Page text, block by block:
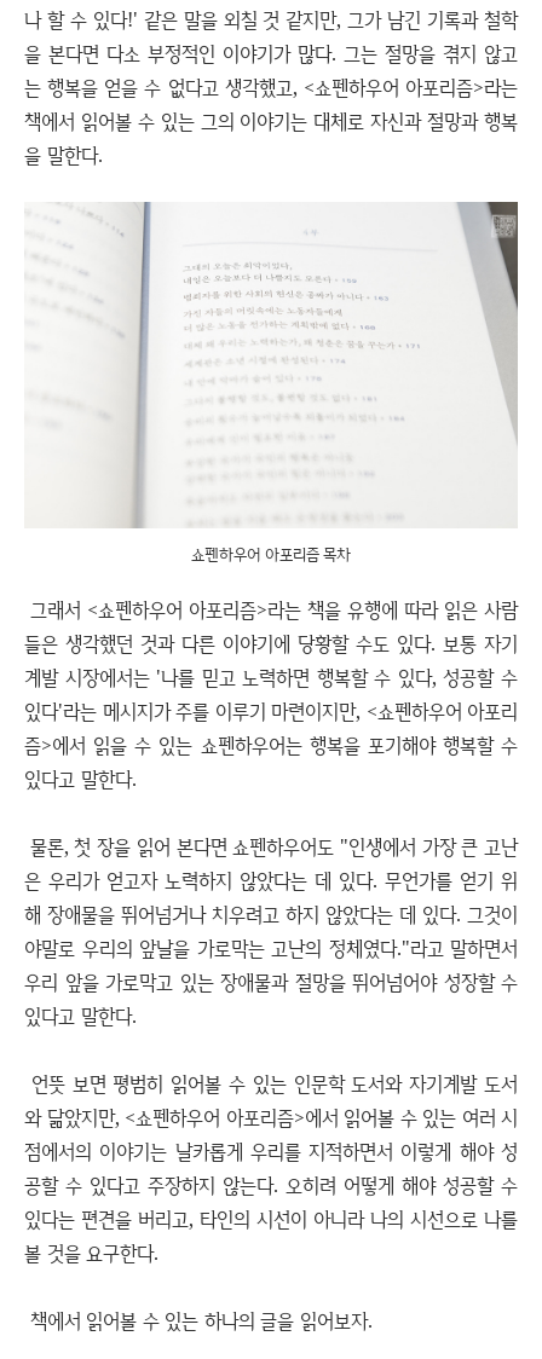
나 할 수 있다!' 같은 말을 외칠 것 같지만, 그가 남긴 기록과 철학
을 본다면 다소 부정적인 이야기가 많다. 그는 절망을 겪지 않고
는 행복을 얻을 수 없다고 생각했고, <쇼펜하우어 아포리즘>라는
책에서 읽어볼 수 있는 그의 이야기는 대체로 자신과 절망과 행복
을 말한다.
쇼펜하우어 아포리즘 목차
그래서 <쇼펜하우어 아포리즘>라는 책을 유행에 따라 읽은 사람
들은 생각했던 것과 다른 이야기에 당황할 수도 있다. 보통 자기
계발 시장에서는 '나를 믿고 노력하면 행복할 수 있다, 성공할 수
있다'라는 메시지가 주를 이루기 마련이지만, <쇼펜하우어 아포리
즘>에서 읽을 수 있는 쇼펜하우어는 행복을 포기해야 행복할 수
있다고 말한다.
물론, 첫 장을 읽어 본다면 쇼펜하우어도 "인생에서 가장 큰 고난
은 우리가 얻고자 노력하지 않았다는 데 있다. 무언가를 얻기 위
해 장애물을 뛰어넘거나 치우려고 하지 않았다는 데 있다. 그것이
야말로 우리의 앞날을 가로막는 고난의 정체였다."라고 말하면서
우리 앞을 가로막고 있는 장애물과 절망을 뛰어넘어야 성장할 수
있다고 말한다.
언뜻 보면 평범히 읽어볼 수 있는 인문학 도서와 자기계발 도서
와 닮았지만, <쇼펜하우어 아포리즘>에서 읽어볼 수 있는 여러 시
점에서의 이야기는 날카롭게 우리를 지적하면서 이렇게 해야 성
공할 수 있다고 주장하지 않는다. 오히려 어떻게 해야 성공할 수
있다는 편견을 버리고, 타인의 시선이 아니라 나의 시선으로 나를
볼 것을 요구한다.
책에서 읽어볼 수 있는 하나의 글을 읽어보자.